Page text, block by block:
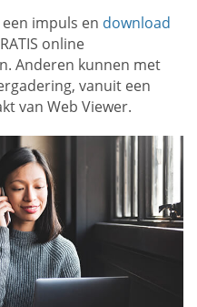
impuls en download
online
Anderen kunnen met
vanuit een
van Web Viewer.